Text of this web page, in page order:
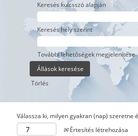
Keresés kulcsszó alapján
Keresés hely szerint
További lehetőségek megjelenítése
Törlés
Válassza ki, milyen gyakran (nap) szeretne
Értesítés létrehozása